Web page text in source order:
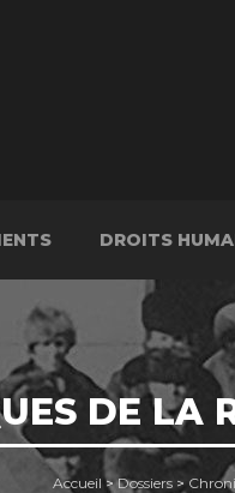
DROITS
DE LA
Accueil > Dossiers >